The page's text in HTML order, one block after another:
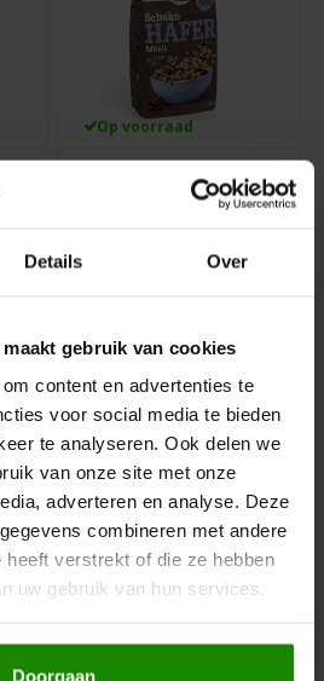
Details Over
gebruik van cookies
content en advertenties te
voor social media te bieden
te analyseren. Ook delen we
van onze site met onze
adverteren en analyse. Deze
combineren met andere
heeft verstrekt of die ze hebben
uw gebruik van hun services.
Doorgaan
Op voorraad
Havermuesli met
NIEUW
Havermuesli met